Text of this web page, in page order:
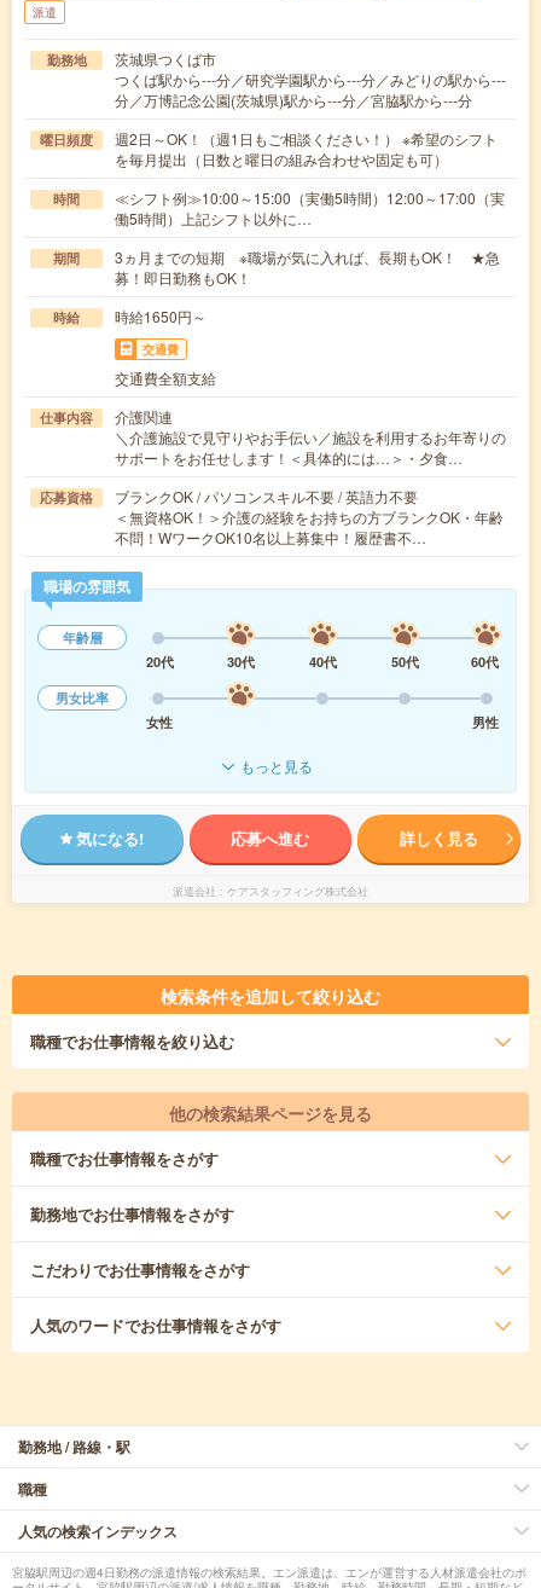
派遣
勤務地
茨城県つくば市
つくば駅から---分／研究学園駅から---分／みどりの駅から---
分／万博記念公園(茨城県)駅から---分／宮脇駅から---分
曜日頻度
週2日～OK！（週1日もご相談ください！） ※希望のシフト
を毎月提出（日数と曜日の組み合わせや固定も可）
時間
≪シフト例≫10:00～15:00（実働5時間）12:00～17:00（実
働5時間）上記シフト以外に…
期間
3ヵ月までの短期 ※職場が気に入れば、長期もOK！ ★急
募！即日勤務もOK！
時給 時給1650円～
交通費
交通費全額支給
仕事内容
介護関連
＼介護施設で見守りやお手伝い／施設を利用するお年寄りの
サポートをお任せします！＜具体的には…＞・夕食…
応募資格
ブランクOK / パソコンスキル不要 / 英語力不要
＜無資格OK！＞介護の経験をお持ちの方ブランクOK・年齢
不問！WワークOK10名以上募集中！履歴書不…
職場の雰囲気
年齢層
20代
30代 40代 50代
60代
男女比率
女性
男性
もっと見る
気になる! 応募へ進む 詳しく見る
派遣会社 ケアスタッフィング株式会社
検索条件を追加して絞り込む
職種でお仕事情報を絞り込む
他の検索結果ページを見る
職種でお仕事情報をさがす
勤務地でお仕事情報をさがす
こだわりでお仕事情報をさがす
人気のワードでお仕事情報をさがす
勤務地 / 路線・駅
職種
人気の検索インデックス
宮脇駅周辺の週4日勤務の派遣情報の検索結果。エン派遣は、エンが運営する人材派遣会社のポ